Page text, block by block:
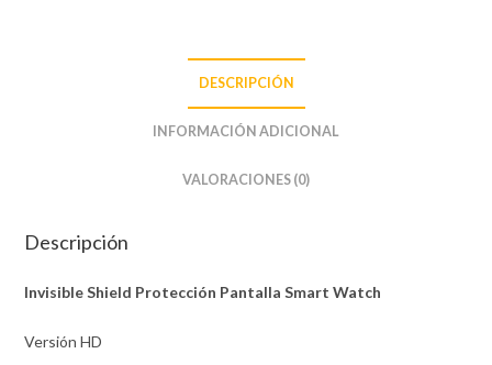
DESCRIPCIÓN
INFORMACIÓN ADICIONAL
VALORACIONES (0)
Descripción
Invisible Shield Protección Pantalla Smart Watch
Versión HD